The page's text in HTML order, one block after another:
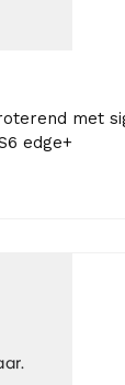
met
edge+